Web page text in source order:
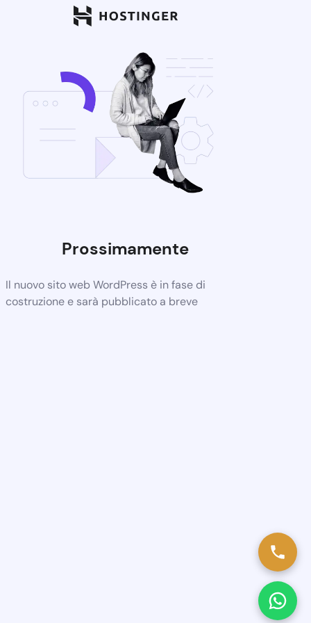
Prossimamente
Il nuovo sito web WordPress è in fase di
costruzione e sarà pubblicato a breve